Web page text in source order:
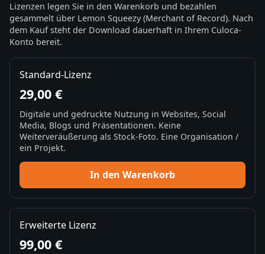
Lizenzen legen Sie in den Warenkorb und bezahlen
gesammelt über Lemon Squeezy (Merchant of Record). Nach
dem Kauf steht der Download dauerhaft in Ihrem Culoca-
Konto bereit.
Standard-Lizenz
29,00 €
Digitale und gedruckte Nutzung in Websites, Social
Media, Blogs und Präsentationen. Keine
Weiterveräußerung als Stock-Foto. Eine Organisation /
ein Projekt.
In den Warenkorb
Erweiterte Lizenz
99,00 €